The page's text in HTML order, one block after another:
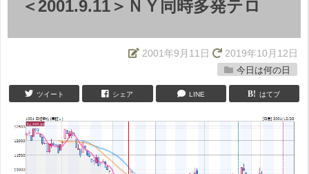
＜2001.9.11＞ＮＹ同時多発テロ
2001年9月11日 2019年10月12日
今日は何の日
ツイート シェア LINE はてブ